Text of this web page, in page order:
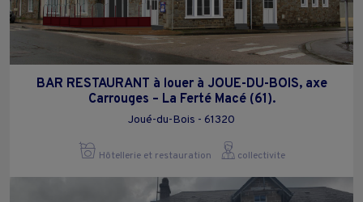
BAR RESTAURANT à louer à JOUE-DU-BOIS, axe
Carrouges – La Ferté Macé (61).
Joué-du-Bois - 61320
Hôtellerie et restauration collectivite